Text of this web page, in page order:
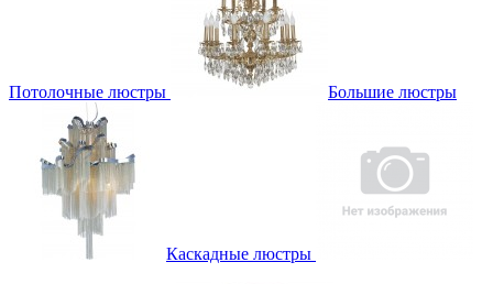
Потолочные люстры Большие люстры
Каскадные люстры